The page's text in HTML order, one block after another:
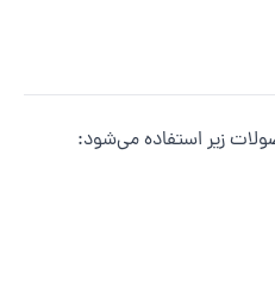
زیر استفاده می‌شود: